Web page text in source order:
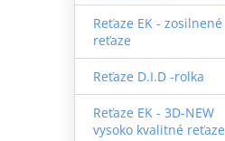
Reťaze EK - zosilnené
reťaze
Reťaze D.I.D -rolka
Reťaze EK - 3D-NEW
vysoko kvalitné reťaze